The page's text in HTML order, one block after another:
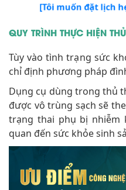
[Tôi muốn đặt lịch
QUY TRÌNH THỰC HIỆN
Tùy vào tình trạng sức
chỉ định phương pháp
Dụng cụ dùng trong thủ
được vô trùng sạch sẽ
trạng thai phụ bị nhiễm
quan đến sức khỏe sinh